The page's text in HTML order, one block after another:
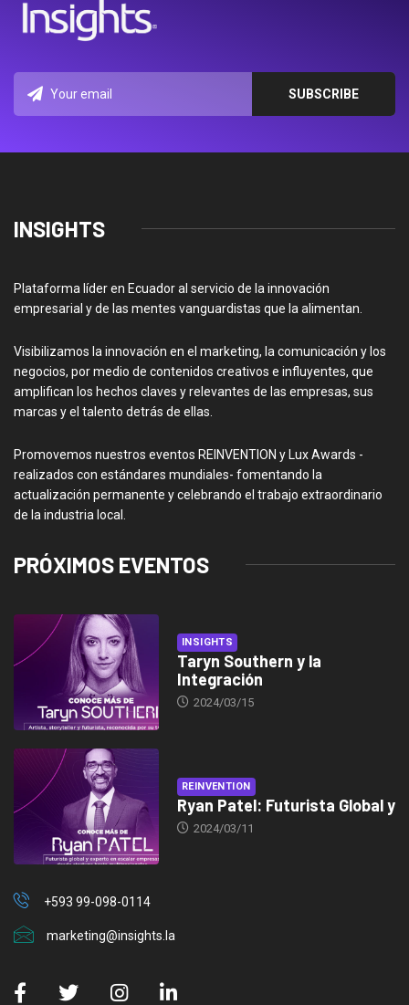
INSIGHTS
Plataforma líder en Ecuador al servicio de la innovación
empresarial y de las mentes vanguardistas que la alimentan.
Visibilizamos la innovación en el marketing, la comunicación y los
negocios, por medio de contenidos creativos e influyentes, que
amplifican los hechos claves y relevantes de las empresas, sus
marcas y el talento detrás de ellas.
Promovemos nuestros eventos REINVENTION y Lux Awards -
realizados con estándares mundiales- fomentando la
actualización permanente y celebrando el trabajo extraordinario
de la industria local.
PRÓXIMOS EVENTOS
INSIGHTS
Taryn Southern y la
Integración
2024/03/15
REINVENTION
Ryan Patel: Futurista Global y
2024/03/11
+593 99-098-0114
marketing@insights.la